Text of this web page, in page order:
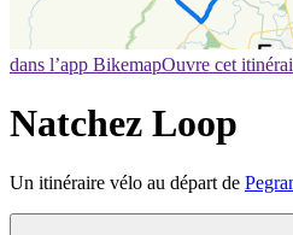
dans l’app BikemapOuvre cet
Natchez Loop
Un itinéraire vélo au départ de